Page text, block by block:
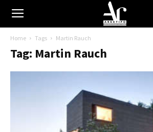
Home Tags Martin Rauch
Tag: Martin Rauch